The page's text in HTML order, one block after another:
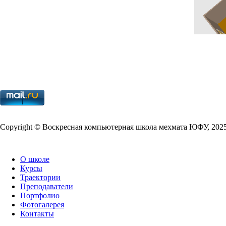
Copy­right © Воскресная компьютерная школа мехмата ЮФУ,
О школе
Курсы
Траектории
Преподаватели
Портфолио
Фотогалерея
Контакты